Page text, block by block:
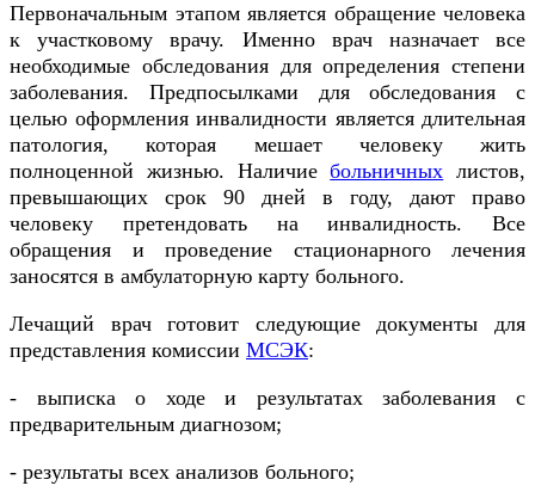
Первоначальным этапом является обращение человека
к участковому врачу. Именно врач назначает все
необходимые обследования для определения степени
заболевания. Предпосылками для обследования с
целью оформления инвалидности является длительная
патология, которая мешает человеку жить
полноценной жизнью. Наличиебольничных листов,
превышающих срок 90 дней в году, дают право
человеку претендовать на инвалидность. Все
обращения и проведение стационарного лечения
заносятся в амбулаторную карту больного.
Лечащий врач готовит следующие документы для
представления комиссии МСЭК:
- выписка о ходе и результатах заболевания с
предварительным диагнозом;
- результаты всех анализов больного;